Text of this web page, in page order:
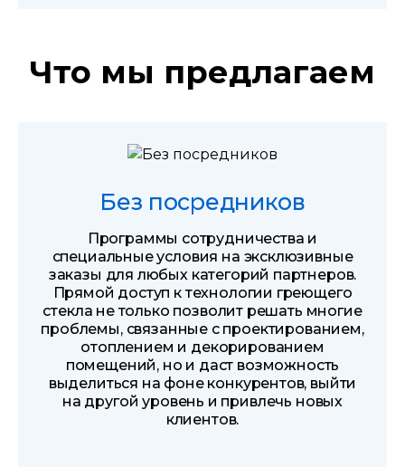
Что мы предлагаем
Без посредников
Программы сотрудничества и
специальные условия на эксклюзивные
заказы для любых категорий партнеров.
Прямой доступ к технологии греющего
стекла не только позволит решать многие
проблемы, связанные с проектированием,
отоплением и декорированием
помещений, но и даст возможность
выделиться на фоне конкурентов, выйти
на другой уровень и привлечь новых
клиентов.